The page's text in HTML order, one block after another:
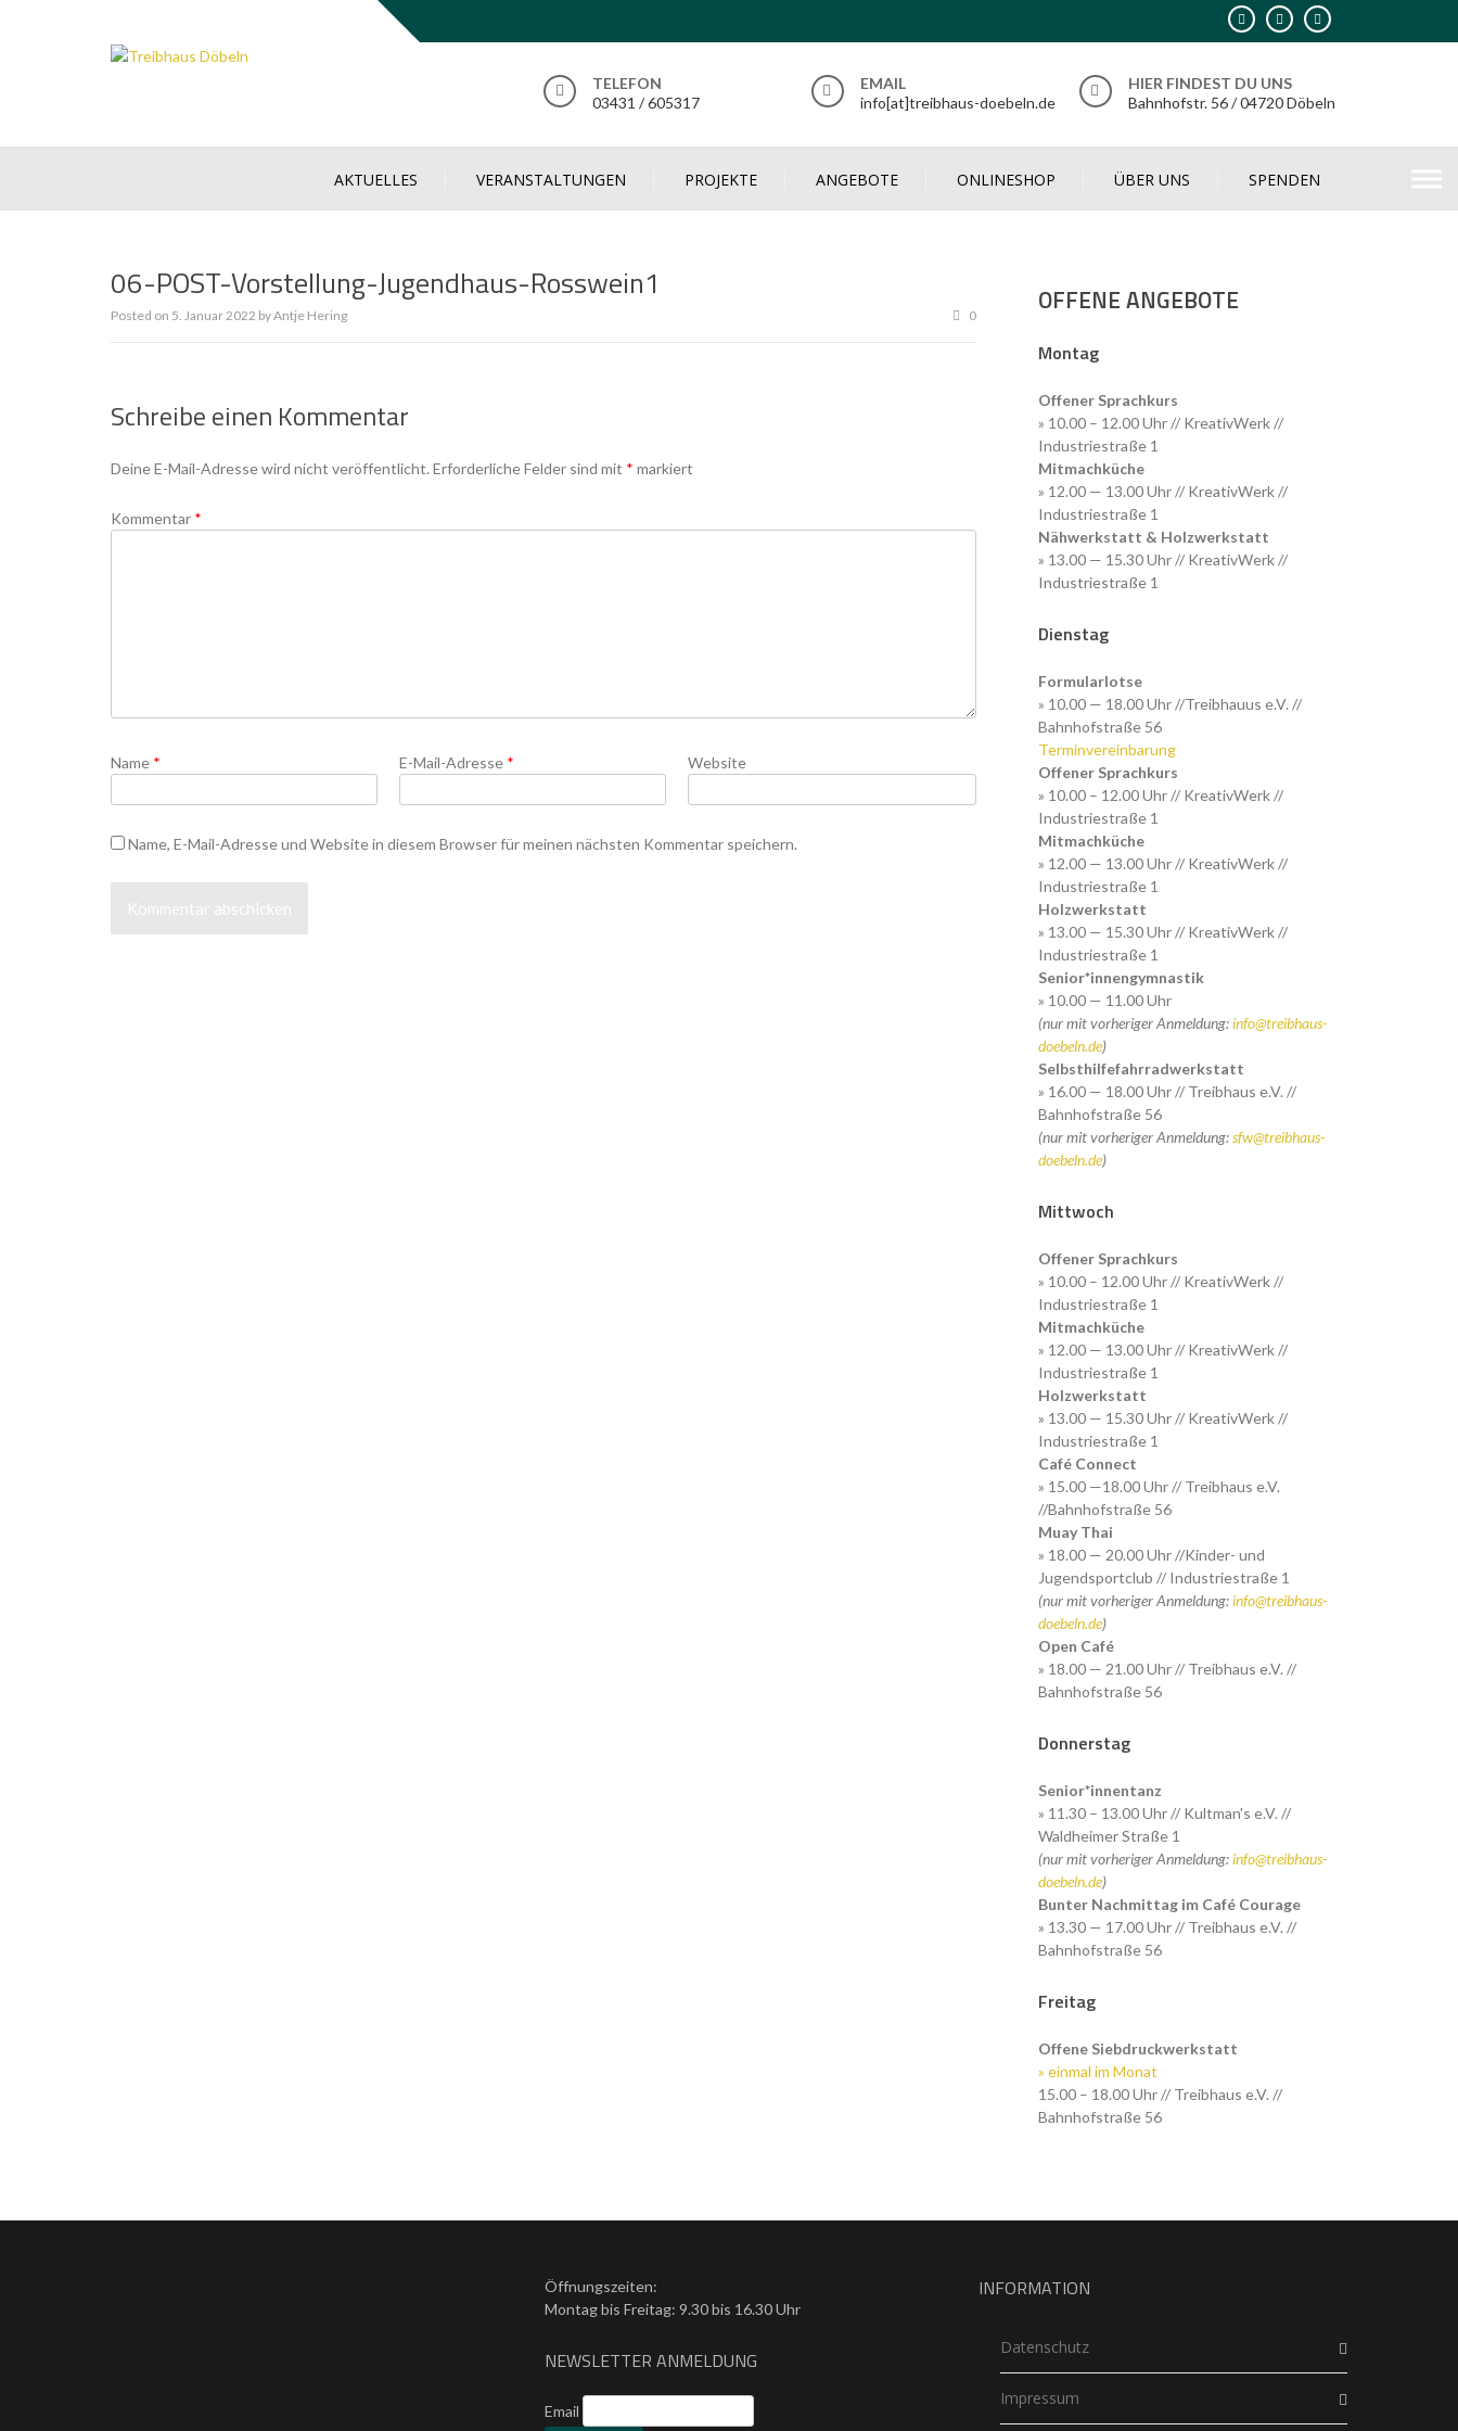
TELEFON
03431 / 605317
EMAIL
info[at]treibhaus-doebeln.de
HIER FINDEST DU UNS
Bahnhofstr. 56 / 04720 Döbeln
AKTUELLES VERANSTALTUNGEN PROJEKTE ANGEBOTE ONLINESHOP ÜBER UNS SPENDEN
06-POST-Vorstellung-Jugendhaus-Rosswein1
Posted on 5. Januar 2022 byAntje Hering 0
Schreibe einen Kommentar
Deine E-Mail-Adresse wird nicht veröffentlicht. Erforderliche Felder sind mit * markiert
Kommentar *
Name * E-Mail-Adresse * Website
Name, E-Mail-Adresse und Website in diesem Browser für meinen nächsten Kommentar speichern.
OFFENE ANGEBOTE
Montag
Offener Sprachkurs
» 10.00 – 12.00 Uhr // KreativWerk //
Industriestraße 1
Mitmachküche
» 12.00 — 13.00 Uhr // KreativWerk //
Industriestraße 1
Nähwerkstatt & Holzwerkstatt
» 13.00 — 15.30 Uhr // KreativWerk //
Industriestraße 1
Dienstag
Formularlotse
» 10.00 — 18.00 Uhr //Treibhauus e.V. //
Bahnhofstraße 56
Terminvereinbarung
Offener Sprachkurs
» 10.00 – 12.00 Uhr // KreativWerk //
Industriestraße 1
Mitmachküche
» 12.00 — 13.00 Uhr // KreativWerk //
Industriestraße 1
Holzwerkstatt
» 13.00 — 15.30 Uhr // KreativWerk //
Industriestraße 1
Senior*innengymnastik
» 10.00 — 11.00 Uhr
(nur mit vorheriger Anmeldung:info@treibhaus-
doebeln.de)
Selbsthilfefahrradwerkstatt
» 16.00 — 18.00 Uhr // Treibhaus e.V. //
Bahnhofstraße 56
(nur mit vorheriger Anmeldung:sfw@treibhaus-
doebeln.de)
Mittwoch
Offener Sprachkurs
» 10.00 – 12.00 Uhr // KreativWerk //
Industriestraße 1
Mitmachküche
» 12.00 — 13.00 Uhr // KreativWerk //
Industriestraße 1
Holzwerkstatt
» 13.00 — 15.30 Uhr // KreativWerk //
Industriestraße 1
Café Connect
» 15.00 —18.00 Uhr // Treibhaus e.V.
//Bahnhofstraße 56
Muay Thai
» 18.00 — 20.00 Uhr //Kinder- und
Jugendsportclub // Industriestraße 1
(nur mit vorheriger Anmeldung:info@treibhaus-
doebeln.de)
Open Café
» 18.00 — 21.00 Uhr // Treibhaus e.V. //
Bahnhofstraße 56
Donnerstag
Senior*innentanz
» 11.30 – 13.00 Uhr // Kultman's e.V. //
Waldheimer Straße 1
(nur mit vorheriger Anmeldung:info@treibhaus-
doebeln.de)
Bunter Nachmittag im Café Courage
» 13.30 — 17.00 Uhr // Treibhaus e.V. //
Bahnhofstraße 56
Freitag
Offene Siebdruckwerkstatt
» einmal im Monat
15.00 – 18.00 Uhr // Treibhaus e.V. //
Bahnhofstraße 56
Öffnungszeiten:
Montag bis Freitag: 9.30 bis 16.30 Uhr
NEWSLETTER ANMELDUNG
Email
INFORMATION
Datenschutz
Impressum